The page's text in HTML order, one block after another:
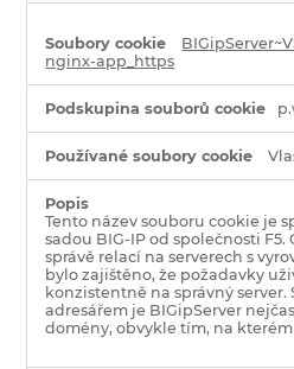
nginx-app_https
Tento název souboru cookie je
sadou BIG-IP od společnosti F5.
správě relací na serverech s
bylo zajištěno, že požadavky
konzistentně na správný
adresářem je BIGipServer
domény, obvykle tím, na